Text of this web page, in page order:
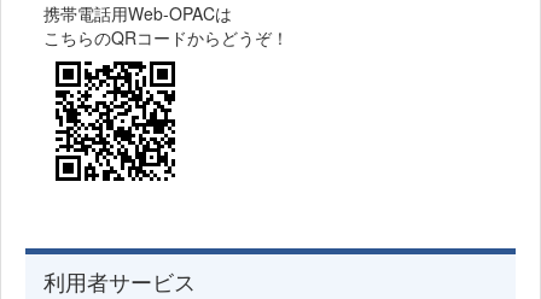
携帯電話用Web-OPACは
こちらのQRコードからどうぞ！
利用者サービス